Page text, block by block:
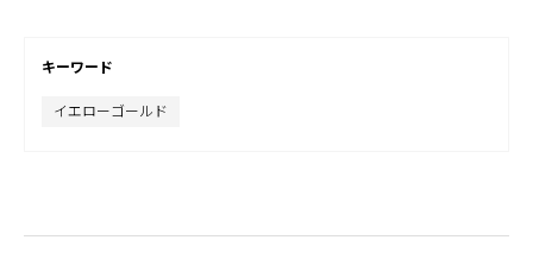
キーワード
イエローゴールド